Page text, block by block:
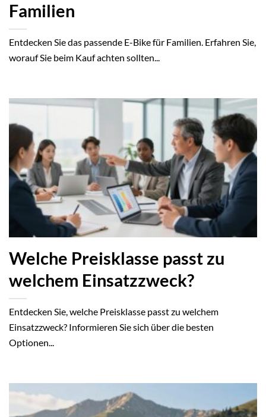
Familien
Entdecken Sie das passende E-Bike für Familien. Erfahren Sie,
worauf Sie beim Kauf achten sollten...
Welche Preisklasse passt zu
welchem Einsatzzweck?
Entdecken Sie, welche Preisklasse passt zu welchem
Einsatzzweck? Informieren Sie sich über die besten
Optionen...